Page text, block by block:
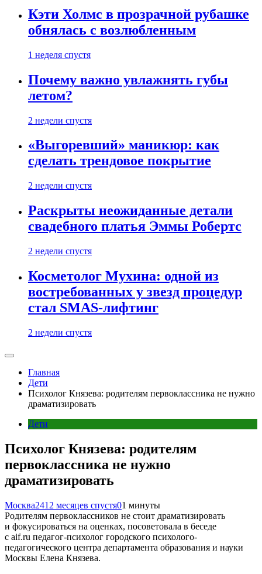
Кэти Холмс в прозрачной рубашке
обнялась с возлюбленным
1 неделя спустя
Почему важно увлажнять губы
летом?
2 недели спустя
«Выгоревший» маникюр: как
сделать трендовое покрытие
2 недели спустя
Раскрыты неожиданные детали
свадебного платья Эммы Робертс
2 недели спустя
Косметолог Мухина: одной из
востребованных у звезд процедур
стал SMAS-лифтинг
2 недели спустя
Главная
Дети
Психолог Князева: родителям первоклассника не нужно
драматизировать
Дети
Психолог Князева: родителям
первоклассника не нужно
драматизировать
Москва2412 месяцев спустя01 минуты
Родителям первоклассников не стоит драматизировать
и фокусироваться на оценках, посоветовала в беседе
с aif.ru педагог-психолог городского психолого-
педагогического центра департамента образования и науки
Москвы Елена Князева.